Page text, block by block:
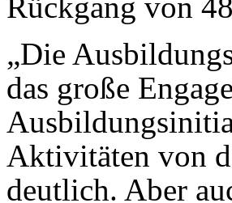
„Die
das große
Aktivitäten von
deutlich. Aber